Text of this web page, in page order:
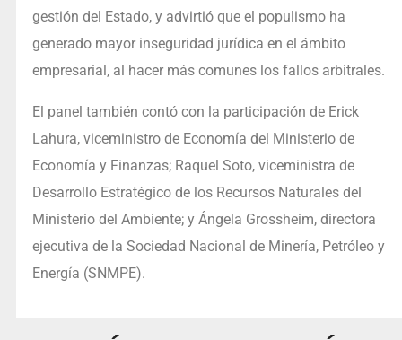
gestión del Estado, y advirtió que el populismo ha
generado mayor inseguridad jurídica en el ámbito
empresarial, al hacer más comunes los fallos arbitrales.
El panel también contó con la participación de Erick
Lahura, viceministro de Economía del Ministerio de
Economía y Finanzas; Raquel Soto, viceministra de
Desarrollo Estratégico de los Recursos Naturales del
Ministerio del Ambiente; y Ángela Grossheim, directora
ejecutiva de la Sociedad Nacional de Minería, Petróleo y
Energía (SNMPE).